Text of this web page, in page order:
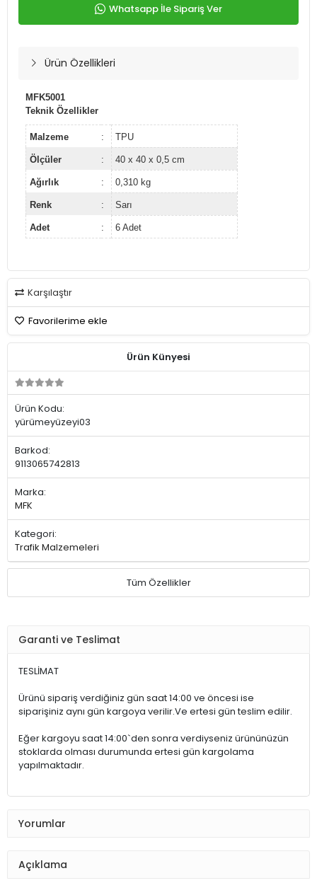
Whatsapp İle Sipariş Ver
Ürün Özellikleri
MFK5001
Teknik Özellikler
Malzeme : TPU
Ölçüler : 40 x 40 x 0,5 cm
Ağırlık : 0,310 kg
Renk : Sarı
Adet : 6 Adet
Karşılaştır
Favorilerime ekle
Ürün Künyesi
Ürün Kodu:
yürümeyüzeyi03
Barkod:
9113065742813
Marka:
MFK
Kategori:
Trafik Malzemeleri
Tüm Özellikler
Garanti ve Teslimat
TESLİMAT
Ürünü sipariş verdiğiniz gün saat 14:00 ve öncesi ise
siparişiniz aynı gün kargoya verilir.Ve ertesi gün teslim edilir.
Eğer kargoyu saat 14:00`den sonra verdiyseniz ürününüzün
stoklarda olması durumunda ertesi gün kargolama
yapılmaktadır.
Yorumlar
Açıklama